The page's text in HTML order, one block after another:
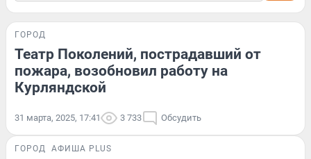
ГОРОД
Театр Поколений, пострадавший от
пожара, возобновил работу на
Курляндской
31 марта, 2025, 17:41 3 733 Обсудить
ГОРОД АФИША PLUS